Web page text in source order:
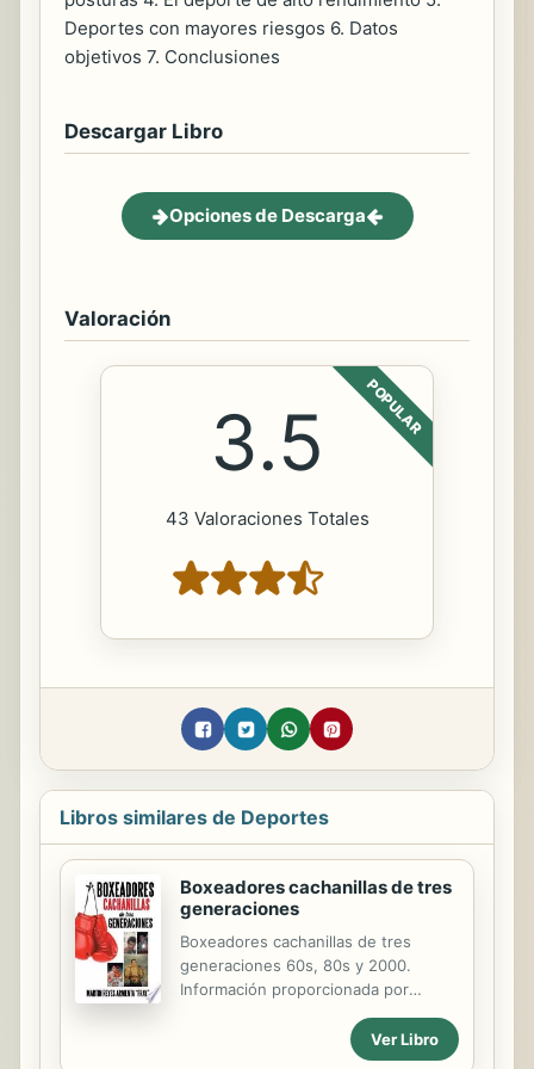
Deportes con mayores riesgos 6. Datos
objetivos 7. Conclusiones
Descargar Libro
Opciones de Descarga
Valoración
POPULAR
3.5
43 Valoraciones Totales
Libros similares de Deportes
Boxeadores cachanillas de tres
generaciones
Boxeadores cachanillas de tres
generaciones 60s, 80s y 2000.
Información proporcionada por
expertos y por supuesto cachanillas
son. Raúl Wilhelmy: Presidente de la
comisión de box de Mexicali. Alfredo
Ver Libro